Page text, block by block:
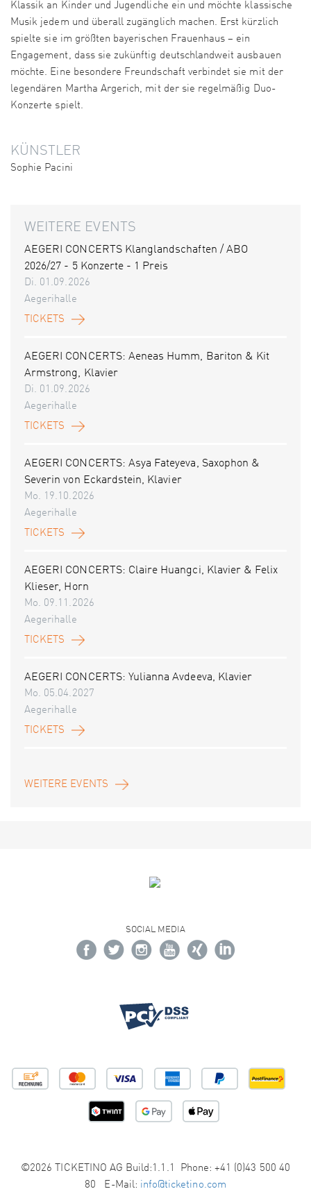
Klassik an Kinder und Jugendliche ein und möchte klassische
Musik jedem und überall zugänglich machen. Erst kürzlich
spielte sie im größten bayerischen Frauen­haus – ein
Engagement, dass sie zukünftig deutschlandweit ausbauen
möchte. Eine besondere Freundschaft verbindet sie mit der
legen­dären Martha Argerich, mit der sie regelmäßig Duo-
Konzerte spielt.
KÜNSTLER
Sophie Pacini
WEITERE EVENTS
AEGERI CONCERTS Klanglandschaften / ABO
2026/27 - 5 Konzerte - 1 Preis
Di. 01.09.2026
Aegerihalle
TICKETS
AEGERI CONCERTS: Aeneas Humm, Bariton & Kit
Armstrong, Klavier
Di. 01.09.2026
Aegerihalle
TICKETS
AEGERI CONCERTS: Asya Fateyeva, Saxophon &
Severin von Eckardstein, Klavier
Mo. 19.10.2026
Aegerihalle
TICKETS
AEGERI CONCERTS: Claire Huangci, Klavier & Felix
Klieser, Horn
Mo. 09.11.2026
Aegerihalle
TICKETS
AEGERI CONCERTS: Yulianna Avdeeva, Klavier
Mo. 05.04.2027
Aegerihalle
TICKETS
WEITERE EVENTS
SOCIAL MEDIA
©2026 TICKETINO AG Build:1.1.1 Phone: +41 (0)43 500 40
80 E-Mail: info@ticketino.com